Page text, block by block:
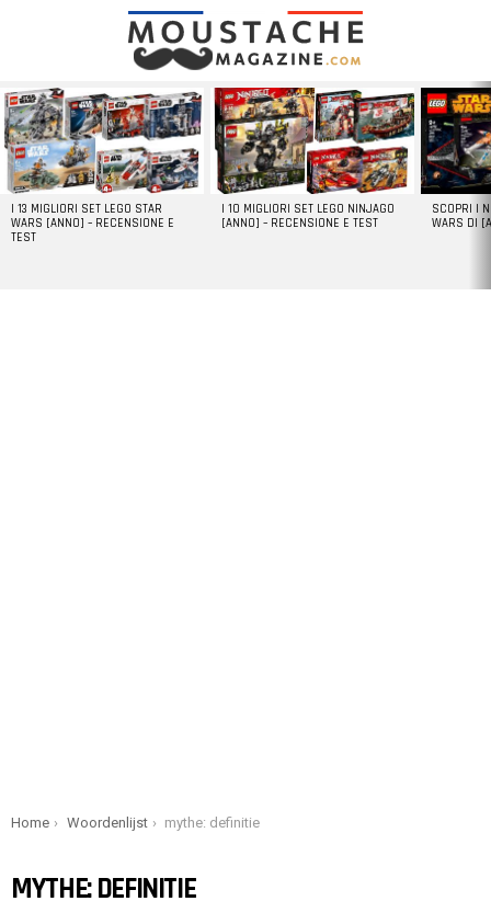
LATEST
STORIES
I 13 MIGLIORI SET LEGO STAR
WARS [ANNO] – RECENSIONE E
TEST
I 10 MIGLIORI SET LEGO NINJAGO
[ANNO] – RECENSIONE E TEST
SCOPRI I
WARS DI
You are here:
Home Woordenlijst mythe: definitie
MYTHE: DEFINITIE